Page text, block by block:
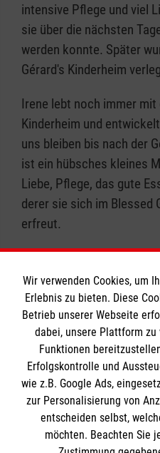
intensive Pflege und viel
sie über die nächsten
werden konnte. Später
Gérard's Kinderheim
Irene lebt noch immer mit
Kinderheim und
uns bleiben bis nach der
ist ein hübsches kleines
Liebe, Pflege, das gute
derer sie sich im Blessed
erfreut.
Zurück zu allen
Brotherhood of
Malteserorden
Wir verwenden Cookies, um
Erlebnis zu bieten. Diese
Betrieb unserer Webseite
dabei, unsere Plattform
Funktionen
Erfolgskontrolle und
wie z.B. Google Ads,
zur Personalisierung von
entscheiden selbst,
möchten. Beachten Sie